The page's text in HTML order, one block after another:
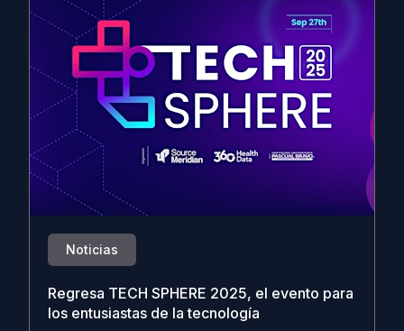
Noticias
Regresa TECH SPHERE 2025, el evento para
los entusiastas de la tecnología